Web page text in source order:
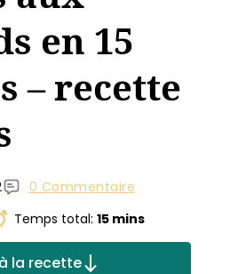
en 15
– recette
0 Commentaire
Temps total: 15 mins
la recette